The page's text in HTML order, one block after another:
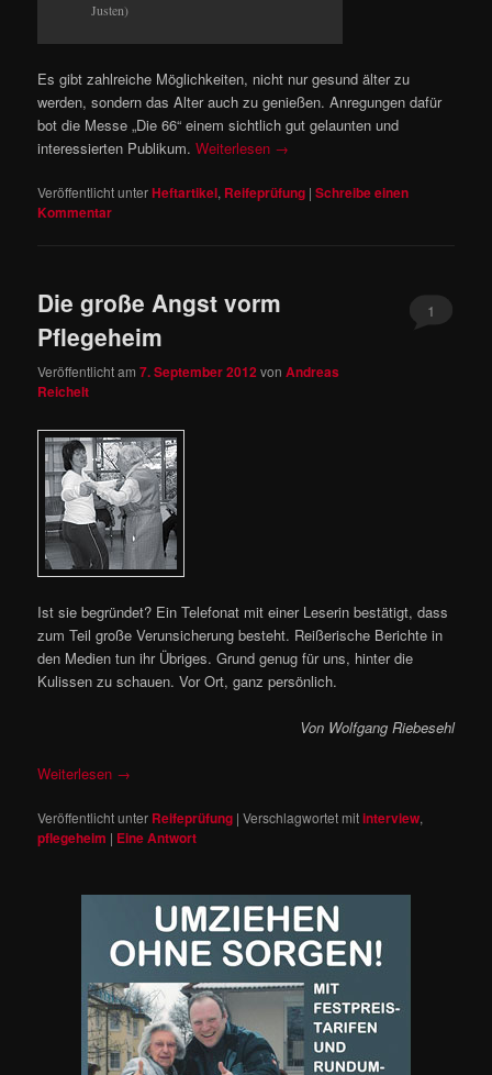
Justen)
Es gibt zahlreiche Möglichkeiten, nicht nur gesund älter zu
werden, sondern das Alter auch zu genießen. Anregungen dafür
bot die Messe „Die 66“ einem sichtlich gut gelaunten und
interessierten Publikum.Weiterlesen →
Veröffentlicht unterHeftartikel, Reifeprüfung |Schreibe einen
Kommentar
Die große Angst vorm
Pflegeheim
Veröffentlicht am7. September 2012 vonAndreas
Reichelt
1
Ist sie begründet? Ein Telefonat mit einer Leserin bestätigt, dass
zum Teil große Verunsicherung besteht. Reißerische Berichte in
den Medien tun ihr Übriges. Grund genug für uns, hinter die
Kulissen zu schauen. Vor Ort, ganz persönlich.
Von Wolfgang Riebesehl
Weiterlesen →
Veröffentlicht unter Reifeprüfung |Verschlagwortet mitinterview,
pflegeheim | EineAntwort